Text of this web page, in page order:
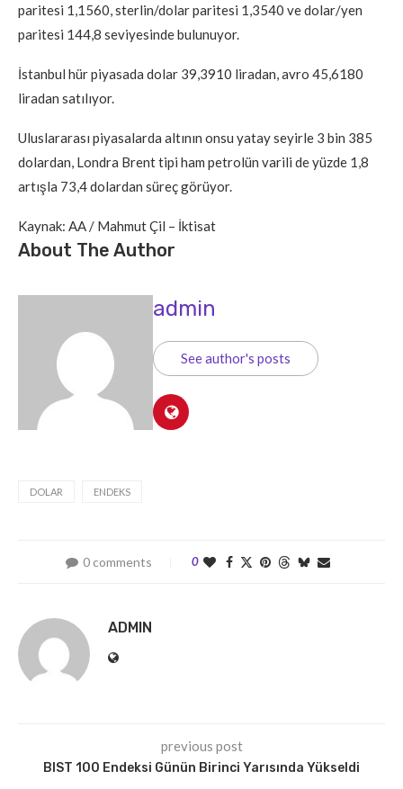
paritesi 1,1560, sterlin/dolar paritesi 1,3540 ve dolar/yen
paritesi 144,8 seviyesinde bulunuyor.
İstanbul hür piyasada dolar 39,3910 liradan, avro 45,6180
liradan satılıyor.
Uluslararası piyasalarda altının onsu yatay seyirle 3 bin 385
dolardan, Londra Brent tipi ham petrolün varili de yüzde 1,8
artışla 73,4 dolardan süreç görüyor.
Kaynak: AA / Mahmut Çil – İktisat
About The Author
admin
See author's posts
DOLAR ENDEKS
0 comments 0
ADMIN
previous post
BIST 100 Endeksi Günün Birinci Yarısında Yükseldi